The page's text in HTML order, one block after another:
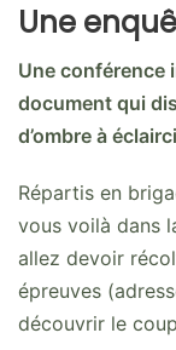
Une
Une conférence
document qui
d’ombre à
Répartis en
vous voilà dans
allez devoir
épreuves
découvrir le